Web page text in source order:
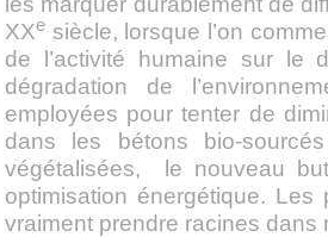
XXe siècle, lorsque l’on
de l’activité humaine sur le
dégradation de
employées pour tenter de
dans les bétons bio-
végétalisées,
le nouveau
optimisation énergétique.
vraiment prendre racines dans